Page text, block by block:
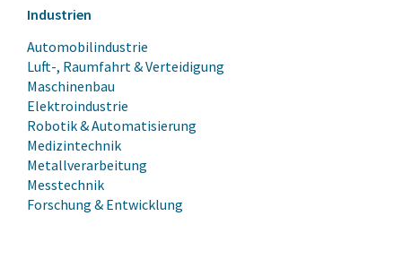
Industrien
Automobilindustrie
Luft-, Raumfahrt & Verteidigung
Maschinenbau
Elektroindustrie
Robotik & Automatisierung
Medizintechnik
Metallverarbeitung
Messtechnik
Forschung & Entwicklung